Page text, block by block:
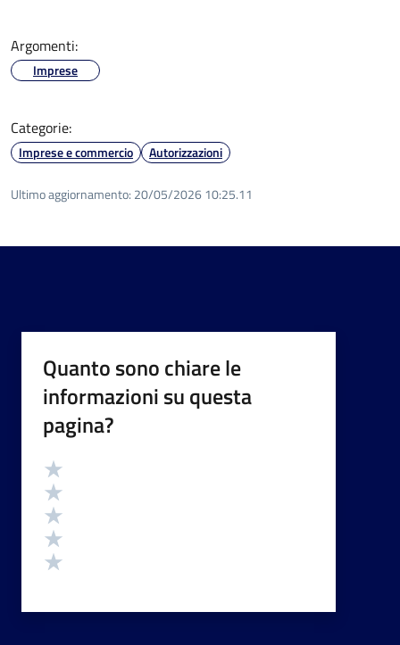
Argomenti:
Imprese
Categorie:
Imprese e commercio Autorizzazioni
Ultimo aggiornamento: 20/05/2026 10:25.11
Quanto sono chiare le
informazioni su questa
pagina?
Valutazione